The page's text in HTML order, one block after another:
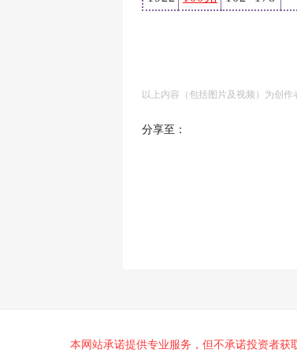
以上内容（包括图片及视频）为创
分享至：
本网站承诺提供专业服务，但不承诺投资者